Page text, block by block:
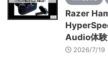
Razer
Audio体験
2026/7/19